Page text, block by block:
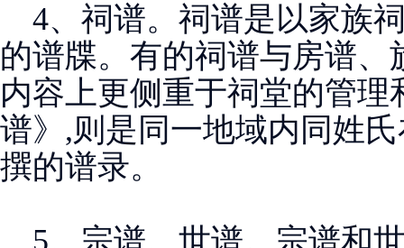
4、祠谱。祠谱是以家族
的谱牒。有的祠谱与房谱
内容上更侧重于祠堂的管
谱》,则是同一地域内同姓
撰的谱录。
5、宗谱、世谱。宗谱和